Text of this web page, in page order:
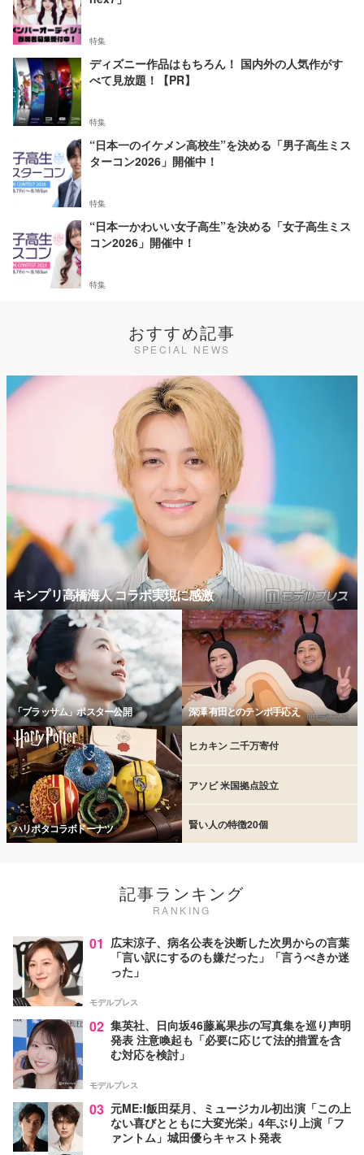
特集
ディズニー作品はもちろん！ 国内外の人気作がす
べて見放題！【PR】
特集
“日本一のイケメン高校生”を決める「男子高生ミス
ターコン2026」開催中！
特集
“日本一かわいい女子高生”を決める「女子高生ミス
コン2026」開催中！
特集
おすすめ記事
SPECIAL NEWS
キンプリ高橋海人 コラボ実現に感激
「ブラッサム」ポスター公開 深澤 有田とのテンポ手応え
ハリポタコラボドーナツ
ヒカキン 二千万寄付
アソビ 米国拠点設立
賢い人の特徴20個
記事ランキング
RANKING
01 広末涼子、病名公表を決断した次男からの言葉
「言い訳にするのも嫌だった」「言うべきか迷
った」
モデルプレス
02 集英社、日向坂46藤嶌果歩の写真集を巡り声明
発表 注意喚起も「必要に応じて法的措置を含
む対応を検討」
モデルプレス
03 元ME:I飯田栞月、ミュージカル初出演「この上
ない喜びとともに大変光栄」4年ぶり上演「フ
ァントム」城田優らキャスト発表